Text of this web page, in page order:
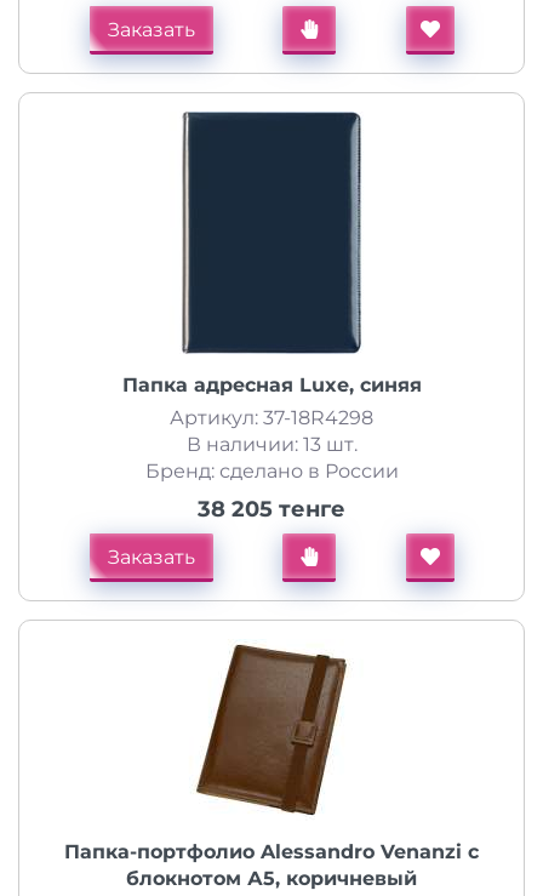
Заказать
Папка адресная Luxe, синяя
Артикул: 37-18R4298
В наличии: 13 шт.
Бренд: сделано в России
38 205 тенге
Заказать
Папка-портфолио Alessandro Venanzi с
блокнотом А5, коричневый